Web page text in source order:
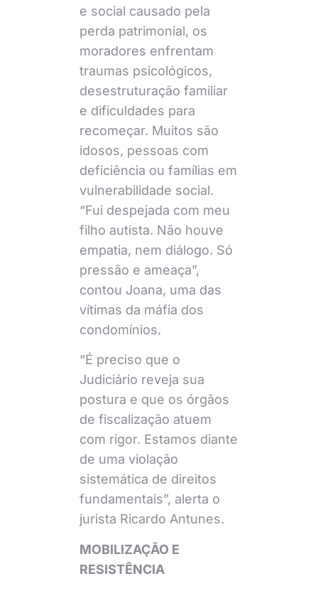
e social causado pela
perda patrimonial, os
moradores enfrentam
traumas psicológicos,
desestruturação familiar
e dificuldades para
recomeçar. Muitos são
idosos, pessoas com
deficiência ou famílias em
vulnerabilidade social.
“Fui despejada com meu
filho autista. Não houve
empatia, nem diálogo. Só
pressão e ameaça”,
contou Joana, uma das
vítimas da máfia dos
condomínios.
“É preciso que o
Judiciário reveja sua
postura e que os órgãos
de fiscalização atuem
com rigor. Estamos diante
de uma violação
sistemática de direitos
fundamentais”, alerta o
jurista Ricardo Antunes.
MOBILIZAÇÃO E
RESISTÊNCIA